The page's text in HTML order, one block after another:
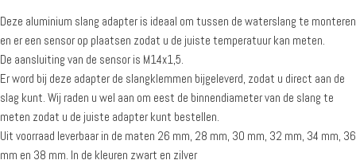
Deze aluminium slang adapter is ideaal om tussen de waterslang te monteren
en er een sensor op plaatsen zodat u de juiste temperatuur kan meten.
De aansluiting van de sensor is M14x1,5.
Er word bij deze adapter de slangklemmen bijgeleverd, zodat u direct aan de
slag kunt. Wij raden u wel aan om eest de binnendiameter van de slang te
meten zodat u de juiste adapter kunt bestellen.
Uit voorraad leverbaar in de maten 26 mm, 28 mm, 30 mm, 32 mm, 34 mm, 36
mm en 38 mm. In de kleuren zwart en zilver